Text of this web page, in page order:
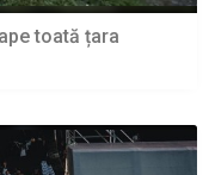
toată țara